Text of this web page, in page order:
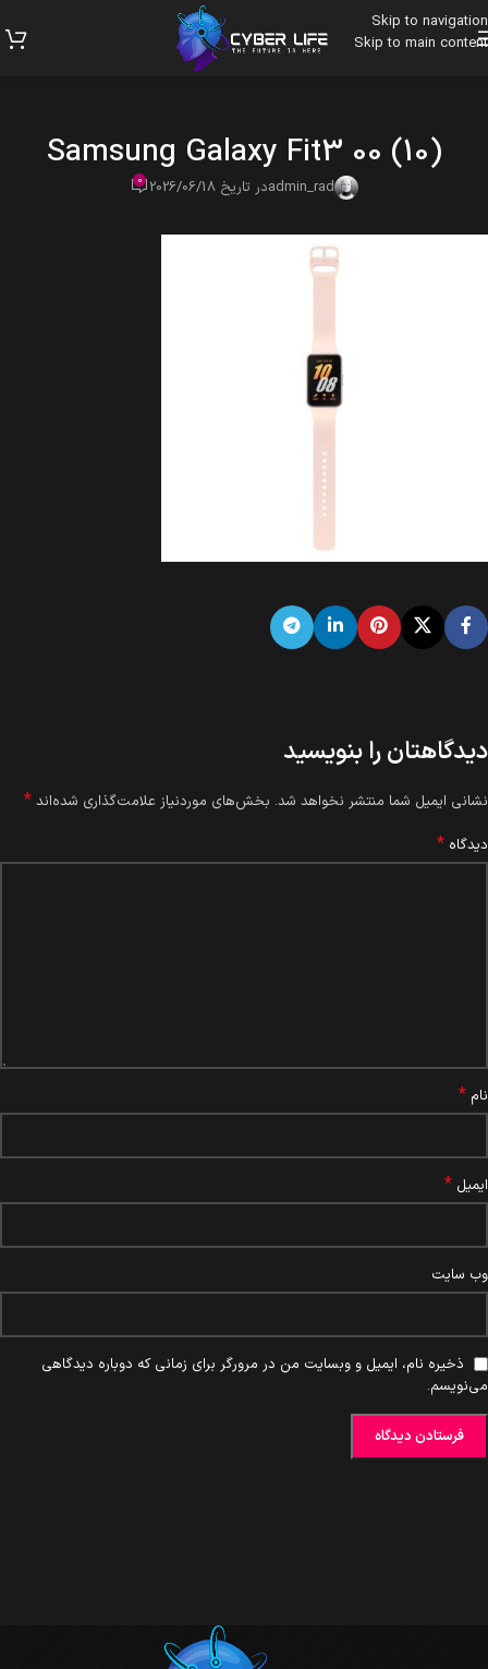
Skip to navigation
Skip to main content
Samsung Galaxy Fit3 00 (10)
admin_radدر تاریخ 2026/06/18 0
دیدگاهتان را بنویسید
نشانی ایمیل شما منتشر نخواهد شد. بخش‌های موردنیاز علامت‌گذاری شده‌اند *
دیدگاه *
نام *
ایمیل *
وب‌ سایت
ذخیره نام، ایمیل و وبسایت من در مرورگر برای زمانی که دوباره دیدگاهی
می‌نویسم.